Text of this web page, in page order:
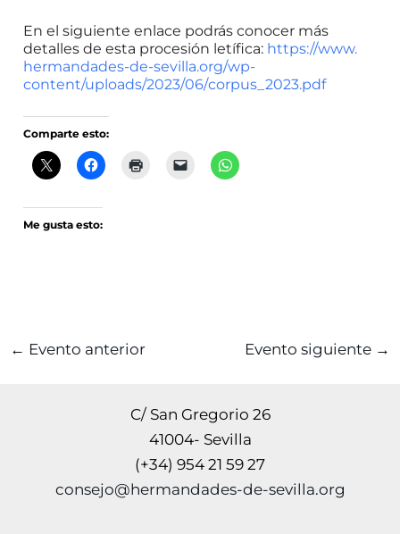
En el siguiente enlace podrás conocer más
detalles de esta procesión letífica: https://www.
hermandades-de-sevilla.org/wp-
content/uploads/2023/06/corpus_2023.pdf
Comparte esto:
Me gusta esto:
← Evento anterior Evento siguiente →
C/ San Gregorio 26
41004- Sevilla
(+34) 954 21 59 27
consejo@hermandades-de-sevilla.org